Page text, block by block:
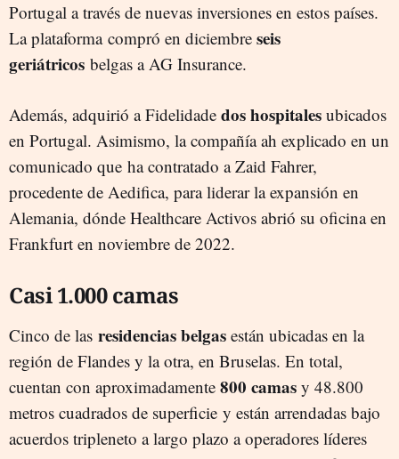
Portugal a través de nuevas inversiones en estos países.
La plataforma compró en diciembre seis
geriátricos belgas a AG Insurance.
Además, adquirió a Fidelidade dos hospitales ubicados
en Portugal. Asimismo, la compañía ah explicado en un
comunicado que ha contratado a Zaid Fahrer,
procedente de Aedifica, para liderar la expansión en
Alemania, dónde Healthcare Activos abrió su oficina en
Frankfurt en noviembre de 2022.
Casi 1.000 camas
Cinco de las residencias belgas están ubicadas en la
región de Flandes y la otra, en Bruselas. En total,
cuentan con aproximadamente 800 camas y 48.800
metros cuadrados de superficie y están arrendadas bajo
acuerdos tripleneto a largo plazo a operadores líderes